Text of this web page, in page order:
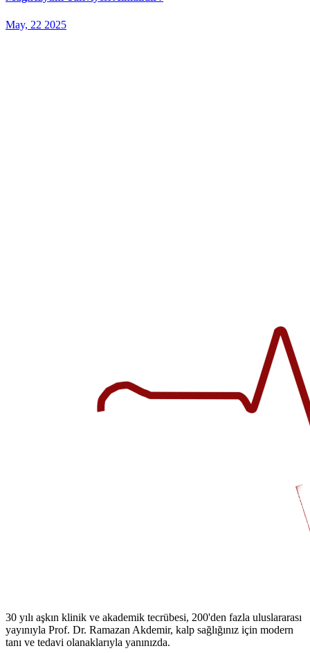
May, 22 2025
30 yılı aşkın klinik ve akademik tecrübesi, 200'den fazla uluslararası
yayınıyla Prof. Dr. Ramazan Akdemir, kalp sağlığınız için modern
tanı ve tedavi olanaklarıyla yanınızda.